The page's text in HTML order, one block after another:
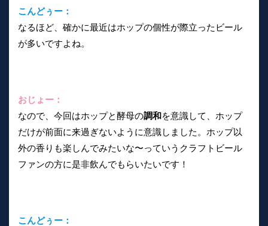
こんどぅー：
なるほど、確かに最近はホップの個性が際立ったビール
が多いですよね。
おじょー：
なので、今回はホップと酵母の調和を意識して、ホップ
だけが前面に来過ぎないように意識しました。ホップ以
外の香りも楽しんでみたいな〜っていうクラフトビール
ファンの方に是非飲んでもらいたいです！
こんどぅー：